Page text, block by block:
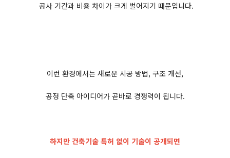
공사 기간과 비용 차이가 크게 벌어지기 때문입니다.
이런 환경에서는 새로운 시공 방법, 구조 개선,
공정 단축 아이디어가 곧바로 경쟁력이 됩니다.
하지만 건축기술 특허 없이 기술이 공개되면